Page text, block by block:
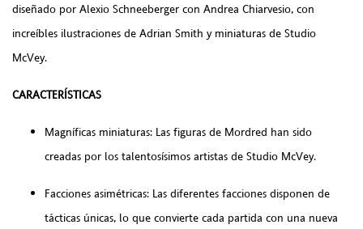
diseñado por Alexio Schneeberger con Andrea Chiarvesio, con
increíbles ilustraciones de Adrian Smith y miniaturas de Studio
McVey.
CARACTERÍSTICAS
Magníficas miniaturas: Las figuras de Mordred han sido
creadas por los talentosísimos artistas de Studio McVey.
Facciones asimétricas: Las diferentes facciones disponen de
tácticas únicas, lo que convierte cada partida con una nueva